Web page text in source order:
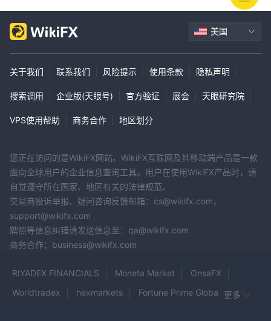
美国
关于我们 联系我们 风险提示 使用条款 隐私声明
搜索调用 企业版(天眼号) 官方验证 展会 天眼研究院
VPS使用帮助 商务合作 地区划分
您正在访问的是WikiFX网站。WikiFX互联网及其移动端产品是一款
面向全球用户的企业信息查询工具。用户在使用WikiFX产品时，请
自觉遵守所在国家、地区有关的法律规范。
交易商投诉举报、疑问咨询反馈邮箱：cs@wikifx.com，
support@wikifx.com
牌照等信息纠错请发送信息至：qa@wikifx.com
商务合作：business@wikifx.com
RIYADEX FINANCIALS Moneta Market
OnsaFX
Worldtradex
hexmarkets
Fortune Prime Global
更多